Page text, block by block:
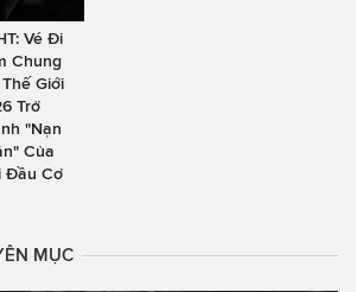
Vé Đi
Chung
Giới
Trở
"Nạn
Của
Đầu Cơ
MỤC